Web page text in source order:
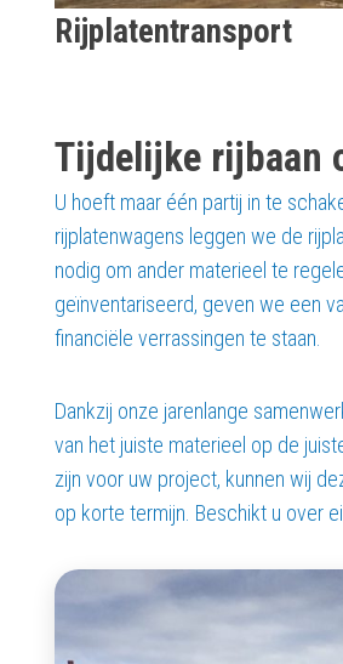
Rijplatentransport
Tijdelijke rijbaan
U hoeft maar één partij in te
rijplatenwagens leggen we de
nodig om ander materieel te
geïnventariseerd, geven we een
financiële verrassingen te staan.
Dankzij onze jarenlange
van het juiste materieel op de
zijn voor uw project, kunnen wij
op korte termijn. Beschikt u over